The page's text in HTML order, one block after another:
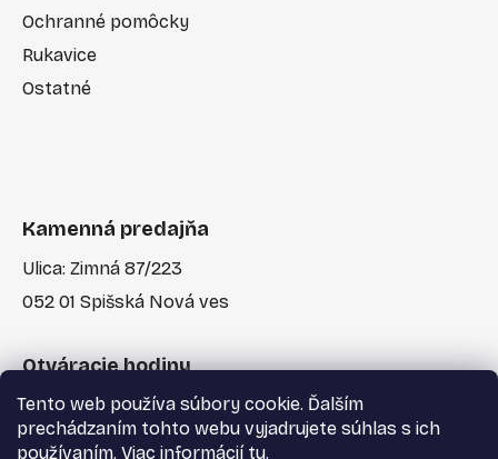
Tento web používa súbory cookie. Ďalším
prechádzaním tohto webu vyjadrujete súhlas s ich
používaním. Viac informácií tu.
Ochranné pomôcky
Rukavice
Ostatné
Kamenná predajňa
Ulica: Zimná 87/223
052 01 Spišská Nová ves
Otváracie hodiny
Po-Pia: 7:30 - 17:00